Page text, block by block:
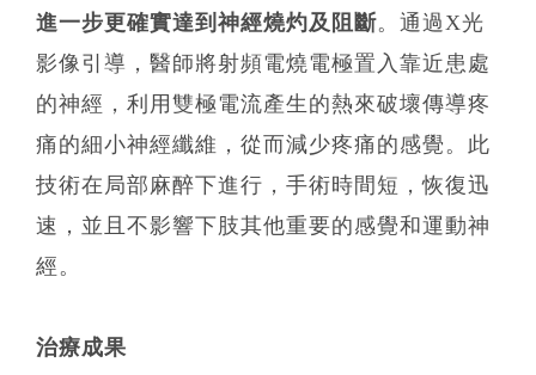
進一步更確實達到神經燒灼及阻斷。通過X光
影像引導，醫師將射頻電燒電極置入靠近患處
的神經，利用雙極電流產生的熱來破壞傳導疼
痛的細小神經纖維，從而減少疼痛的感覺。此
技術在局部麻醉下進行，手術時間短，恢復迅
速，並且不影響下肢其他重要的感覺和運動神
經。
治療成果